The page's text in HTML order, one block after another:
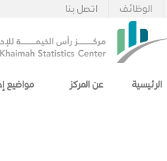
اتصل بنا الوظائف
الرئيسية عن المركز مواضيع